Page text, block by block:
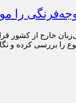
را
خارج از کشور
بررسی کرده و